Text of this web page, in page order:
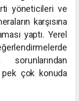
yöneticileri ve
karşısına
yaptı. Yerel
pek çok konuda